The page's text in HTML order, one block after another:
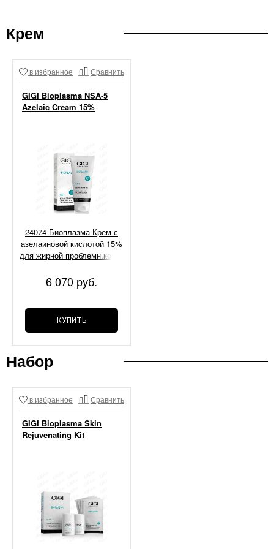
Крем
в избранное Сравнить
GIGI Bioplasma NSA-5
Azelaic Cream 15%
24074 Биоплазма Крем с
азелаиновой кислотой 15%
для жирной проблемн.кожи,
6 070 руб.
КУПИТЬ
Набор
в избранное Сравнить
GIGI Bioplasma Skin
Rejuvenating Kit